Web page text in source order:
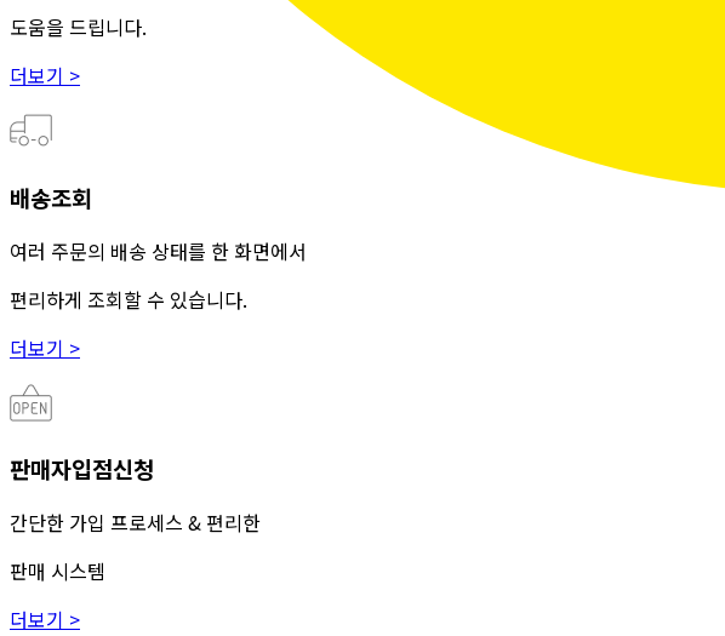
도움을 드립니다.
더보기 >
배송조회
여러 주문의 배송 상태를 한 화면에서
편리하게 조회할 수 있습니다.
더보기 >
판매자입점신청
간단한 가입 프로세스 & 편리한
판매 시스템
더보기 >